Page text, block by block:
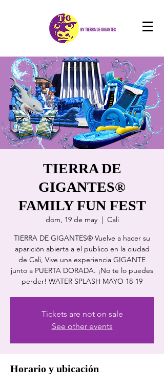
TIERRA DE
GIGANTES®
FAMILY FUN FEST
dom, 19 de may
  |
Cali
TIERRA DE GIGANTES® Vuelve a hacer su
aparición abierta a el publico en la ciudad
de Cali, Vive una experiencia GIGANTE
junto a PUERTA DORADA. ¡No te lo puedes
perder! WATER SPLASH MAYO 18-19
Tickets are not on sale
See other events
Horario y ubicación